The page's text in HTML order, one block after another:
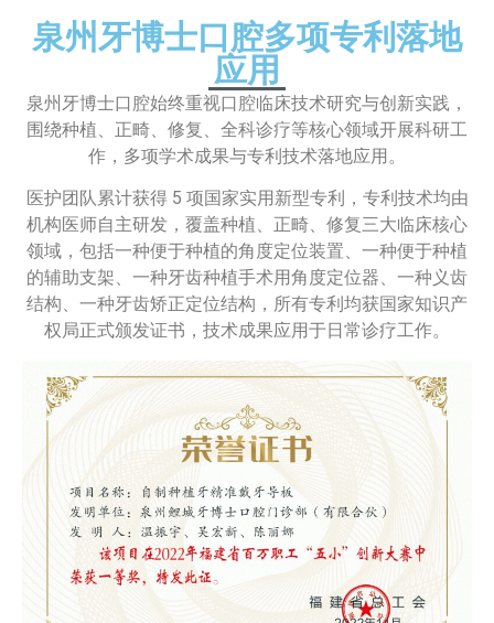
泉州牙博士口腔多项专利落地
应用
泉州牙博士口腔始终重视口腔临床技术研究与创新实践，
围绕种植、正畸、修复、全科诊疗等核心领域开展科研工
作，多项学术成果与专利技术落地应用。
医护团队累计获得 5 项国家实用新型专利，专利技术均由
机构医师自主研发，覆盖种植、正畸、修复三大临床核心
领域，包括一种便于种植的角度定位装置、一种便于种植
的辅助支架、一种牙齿种植手术用角度定位器、一种义齿
结构、一种牙齿矫正定位结构，所有专利均获国家知识产
权局正式颁发证书，技术成果应用于日常诊疗工作。